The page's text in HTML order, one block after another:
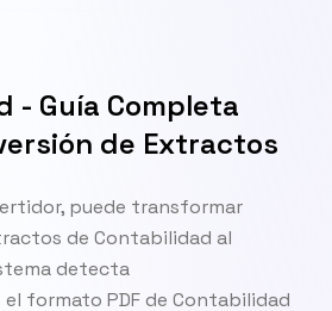
- Guía Completa
de Extractos
puede transformar
de Contabilidad al
detecta
formato PDF de Contabilidad